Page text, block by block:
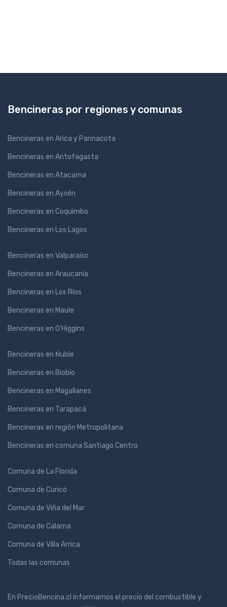
Bencineras por regiones y comunas
Bencineras en Arica y Parinacota
Bencineras en Antofagasta
Bencineras en Atacama
Bencineras en Aysén
Bencineras en Coquimbo
Bencineras en Los Lagos
Bencineras en Valparaíso
Bencineras en Araucanía
Bencineras en Los Ríos
Bencineras en Maule
Bencineras en O'Higgins
Bencineras en Ńuble
Bencineras en Biobío
Bencineras en Magallanes
Bencineras en Tarapacá
Bencineras en región Metropolitana
Bencineras en comuna Santiago Centro
Comuna de La Florida
Comuna de Curicó
Comuna de Viña del Mar
Comuna de Calama
Comuna de Villa Arrica
Todas las comunas
En PrecioBencina.cl informamos el precio del combustible y